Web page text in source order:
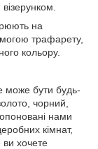
на
трафарету,
кольору.
може бути будь-
чорний,
нами
кімнат,
хочете